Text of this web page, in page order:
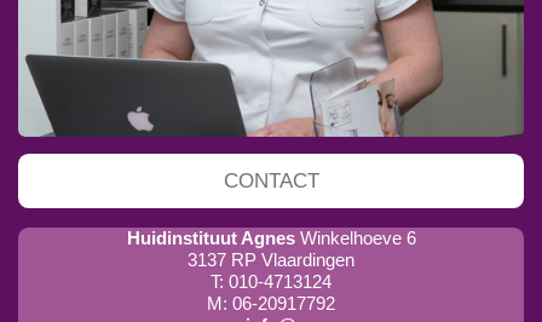
CONTACT
Huidinstituut Agnes Winkelhoeve 6
3137 RP Vlaardingen
T: 010-4713124
M: 06-20917792